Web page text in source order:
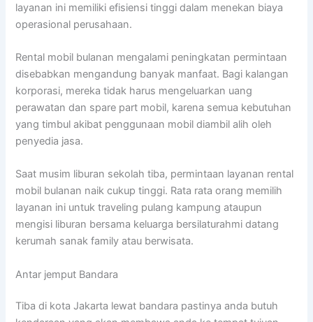
layanan ini memiliki efisiensi tinggi dalam menekan biaya
operasional perusahaan.
Rental mobil bulanan mengalami peningkatan permintaan
disebabkan mengandung banyak manfaat. Bagi kalangan
korporasi, mereka tidak harus mengeluarkan uang
perawatan dan spare part mobil, karena semua kebutuhan
yang timbul akibat penggunaan mobil diambil alih oleh
penyedia jasa.
Saat musim liburan sekolah tiba, permintaan layanan rental
mobil bulanan naik cukup tinggi. Rata rata orang memilih
layanan ini untuk traveling pulang kampung ataupun
mengisi liburan bersama keluarga bersilaturahmi datang
kerumah sanak family atau berwisata.
Antar jemput Bandara
Tiba di kota Jakarta lewat bandara pastinya anda butuh